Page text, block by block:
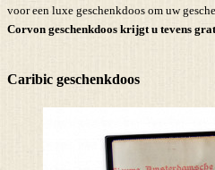
voor een luxe geschenkdoos om uw
Corvon geschenkdoos krijgt u tevens
Caribic geschenkdoos